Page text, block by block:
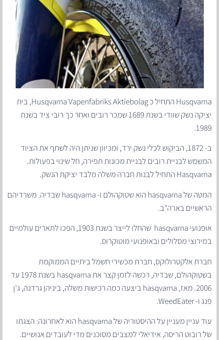
Husqvarna התחיל כ Husqvarna Vapenfabriks Aktiebolag, בית
יציקה נשק שוודי בשנת 1689 שמכר רובים ואחר כך רובי ציד בשנת
1989.
ב- 1872, הביקוש לכלי נשק ירד, ומכיוון שניתן היה לשתף את הציוד
המשמש לבניית רובים לבניית מכונות תפירה, חל שינוי בפעולות.
Hasqvarna התחיל לבנות חברה משלה מלבד יציקת הנשק.
המטה של ​​hasqvarna הוא שטוקהולם ו- hasqvarna שבדיה. משרדיהם
הראשיים בארה"ב.
אופנועי hasqvarna שהחלו לייצר בשנת 1903, הפכו לתארים עולמיים
במירוצי מסלולים ובאופנועי מוטוקרוס.
חברת אלקטרולוקס, חברת מכשירי חשמל ביתיים הממוקמת
בשטוקהולם, שבדיה, רכשה לזמן קצר את hasqvarna בשנת 1978 עד
2006. מאז, hasqvarna ביצעה כמה רכישות משלה, ביניהן גרדנה, ג'ן
פנג ו- WeedEater.
עוד עניין מעניין על ההיסטוריה של hasqvarna הוא לאחרונה: הצגתו
של רובוט הריסה, אידיאלי למצבים מסוכנים מדי לעובדים אנושיים.